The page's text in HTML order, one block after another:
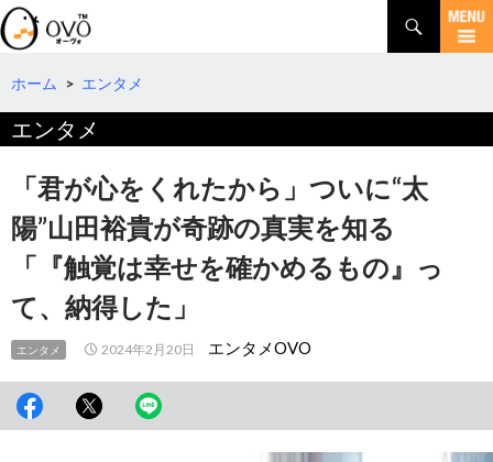
検
索
コ
テ
へ
ホーム > エンタメ
エンタメ
「君が心をくれたから」ついに“太
陽”山田裕貴が奇跡の真実を知る
「『触覚は幸せを確かめるもの』っ
て、納得した」
エンタメ 2024年2月20日 エンタメOVO